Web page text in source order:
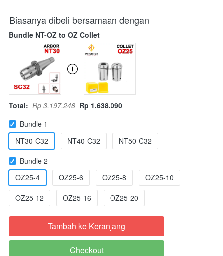
Biasanya dibeli bersamaan dengan
Bundle NT-OZ to OZ Collet
Total: Rp 3.197.248 Rp 1.638.090
Bundle 1
NT30-C32
NT40-C32
NT50-C32
Bundle 2
OZ25-4
OZ25-6 OZ25-8 OZ25-10
OZ25-12 OZ25-16 OZ25-20
`
Tambah ke Keranjang
`
Checkout